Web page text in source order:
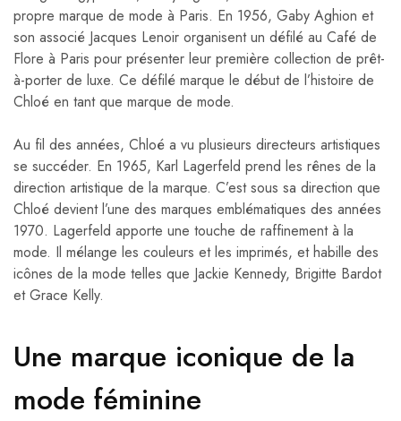
propre marque de mode à Paris. En 1956, Gaby Aghion et
son associé Jacques Lenoir organisent un défilé au Café de
Flore à Paris pour présenter leur première collection de prêt-
à-porter de luxe. Ce défilé marque le début de l’histoire de
Chloé en tant que marque de mode.
Au fil des années, Chloé a vu plusieurs directeurs artistiques
se succéder. En 1965, Karl Lagerfeld prend les rênes de la
direction artistique de la marque. C’est sous sa direction que
Chloé devient l’une des marques emblématiques des années
1970. Lagerfeld apporte une touche de raffinement à la
mode. Il mélange les couleurs et les imprimés, et habille des
icônes de la mode telles que Jackie Kennedy, Brigitte Bardot
et Grace Kelly.
Une marque iconique de la
mode féminine